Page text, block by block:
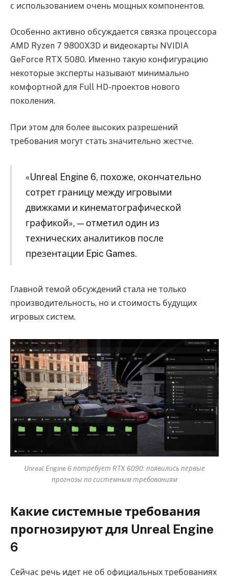
с использованием очень мощных компонентов.
Особенно активно обсуждается связка процессора
AMD Ryzen 7 9800X3D и видеокарты NVIDIA
GeForce RTX 5080. Именно такую конфигурацию
некоторые эксперты называют минимально
комфортной для Full HD-проектов нового
поколения.
При этом для более высоких разрешений
требования могут стать значительно жестче.
«Unreal Engine 6, похоже, окончательно
сотрет границу между игровыми
движками и кинематографической
графикой», — отметил один из
технических аналитиков после
презентации Epic Games.
Главной темой обсуждений стала не только
производительность, но и стоимость будущих
игровых систем.
Unreal Engine 6 потребует RTX 6090: появились первые
прогнозы по системным требованиям
Какие системные требования
прогнозируют для Unreal Engine
6
Сейчас речь идет не об официальных требованиях